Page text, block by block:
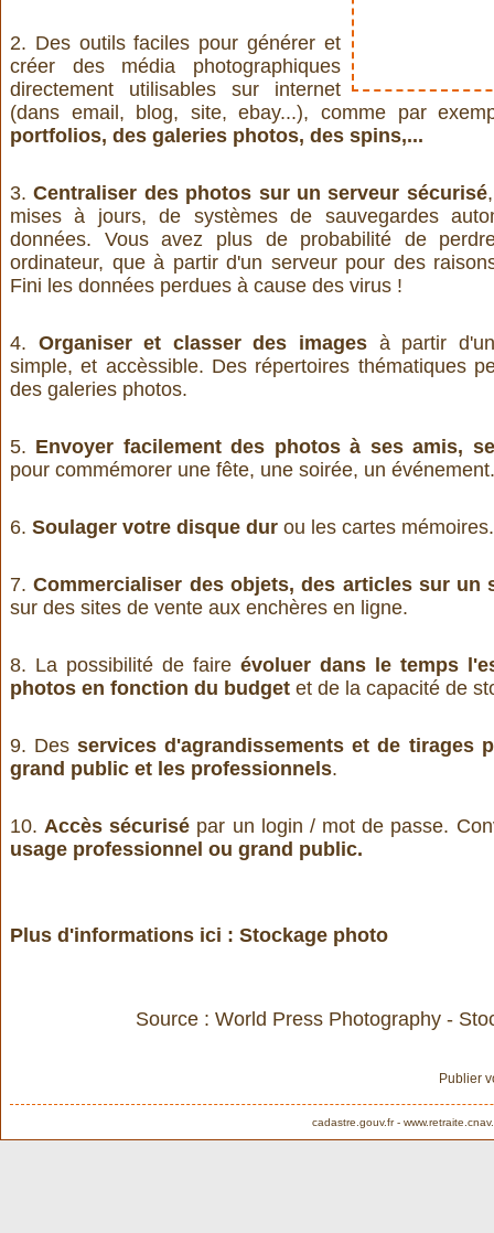
2. Des outils faciles pour générer et
créer des média photographiques
directement utilisables sur internet
(dans email, blog, site, ebay...), comme par
portfolios, des galeries photos, des spins,...
3.Centraliser des photos sur un serveur sécurisé
mises à jours, de systèmes de sauvegardes
données. Vous avez plus de probabilité de
ordinateur, que à partir d'un serveur pour des
Fini les données perdues à cause des virus !
4. Organiser et classer des images à partir
simple, et accèssible. Des répertoires thématiques
des galeries photos.
5. Envoyer facilement des photos à ses amis,
pour commémorer une fête, une soirée, un
6. Soulager votre disque dur ou les cartes mémoires.
7.Commercialiser des objets, des articles sur un
sur des sites de vente aux enchères en ligne.
8. La possibilité de faire évoluer dans le temps
photos en fonction du budget et de la capacité de
9. Desservices d'agrandissements et de tirages
grand public et les professionnels.
10.Accès sécurisé par un login / mot de passe.
usage professionnel ou grand public.
Plus d'informations ici : Stockage photo
Source : World Press Photography -
Publier
cadastre.gouv.fr-